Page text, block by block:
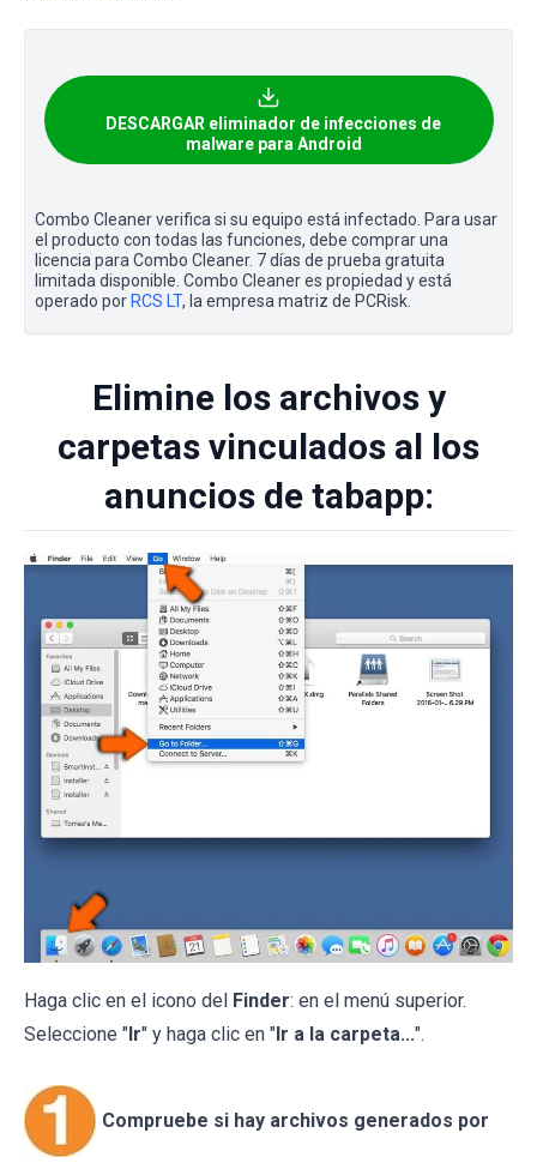
DESCARGAR eliminador de infecciones de
malware para Android
Combo Cleaner verifica si su equipo está infectado. Para usar
el producto con todas las funciones, debe comprar una
licencia para Combo Cleaner. 7 días de prueba gratuita
limitada disponible. Combo Cleaner es propiedad y está
operado porRCS LT, la empresa matriz de PCRisk.
Elimine los archivos y
carpetas vinculados al los
anuncios de tabapp:
Haga clic en el icono del Finder: en el menú superior.
Seleccione " Ir" y haga clic en " Ir a la carpeta...".
Compruebe si hay archivos generados por